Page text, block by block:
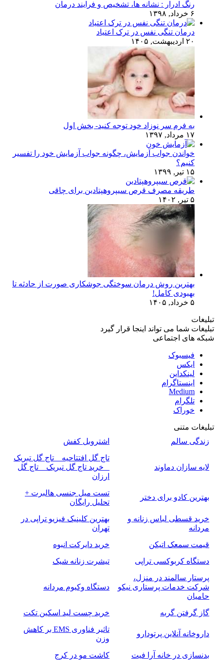
رنگ ادرار : نشانه ها، تشخیص و فرایند درمان
۶ خرداد, ۱۳۹۸
درمان تنگی نفس در ترک اعتیاد
۲۰ اردیبهشت, ۱۴۰۵
به فرم سر نوزاد خود توجه کنید- بخش اول
۱۷ مرداد, ۱۳۹۷
خواندن جواب آزمایش، چگونه جواب آزمایش خود را تفسیر
کنیم؟
۱۵ تیر, ۱۳۹۹
طریقه مصرف قرص سیپروهپتادین برای چاقی
۵ تیر, ۱۴۰۲
بهترین روش درمان سوختگی جوشکاری صورت از حادثه تا
بهبودی کامل!
۵ خرداد, ۱۴۰۵
تبلیغات
تبلیغات شما می تواند اینجا قرار گیرد
شبکه های اجتماعی
فیسبوک
ایکس
لینکداین
اینستاگرام
Medium
تلگرام
خوراک
تبلیغات متنی
زندگی سالم
اشتروبل کفش
لایه سازان دماوند
تاج گل افتتاحیه _ تاج گل تبریک
_ خرید تاج گل تبریک _ تاج گل
ارزان
بهترین کادو برای دختر
تست میل جنسی هالبرت +
تحلیل رایگان
خرید قسطی لباس زنانه و
مردانه
بهترین کلینیک فیزیو تراپی در
تهران
قیمت سمعک اتیکن
خرید دایرکت انبوه
دستگاه کربوکسی تراپی
تیشرت زنانه شیک
پرستار سالمند در منزل،
شرکت خدمات پرستاری نیکو
حامیان
دستگاه وکیوم مردانه
گاز گرفتن گربه خرید چست لید اسکین تکت
داروخانه آنلاین پرتودارو
تاثیر فناوری EMS بر کاهش
وزن
بدنسازی در خانه آرا فیت
کاشت مو در کرج